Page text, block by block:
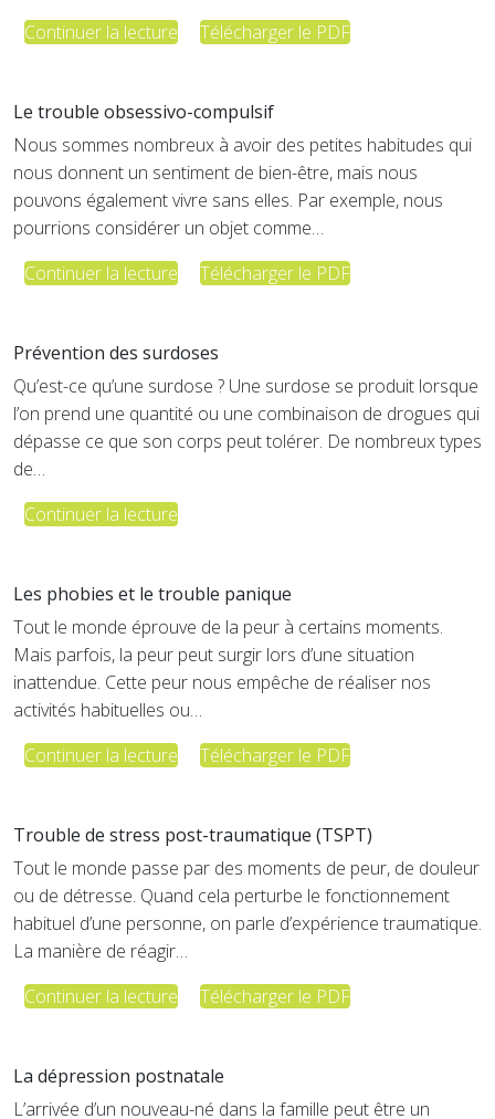
Continuer la lecture
Télécharger le PDF
Le trouble obsessivo-compulsif
Nous sommes nombreux à avoir des petites habitudes qui
nous donnent un sentiment de bien-être, mais nous
pouvons également vivre sans elles. Par exemple, nous
pourrions considérer un objet comme…
Continuer la lecture
Télécharger le PDF
Prévention des surdoses
Qu’est-ce qu’une surdose ? Une surdose se produit lorsque
l’on prend une quantité ou une combinaison de drogues qui
dépasse ce que son corps peut tolérer. De nombreux types
de…
Continuer la lecture
Les phobies et le trouble panique
Tout le monde éprouve de la peur à certains moments.
Mais parfois, la peur peut surgir lors d’une situation
inattendue. Cette peur nous empêche de réaliser nos
activités habituelles ou…
Continuer la lecture
Télécharger le PDF
Trouble de stress post-traumatique (TSPT)
Tout le monde passe par des moments de peur, de douleur
ou de détresse. Quand cela perturbe le fonctionnement
habituel d’une personne, on parle d’expérience traumatique.
La manière de réagir…
Continuer la lecture
Télécharger le PDF
La dépression postnatale
L’arrivée d’un nouveau-né dans la famille peut être un